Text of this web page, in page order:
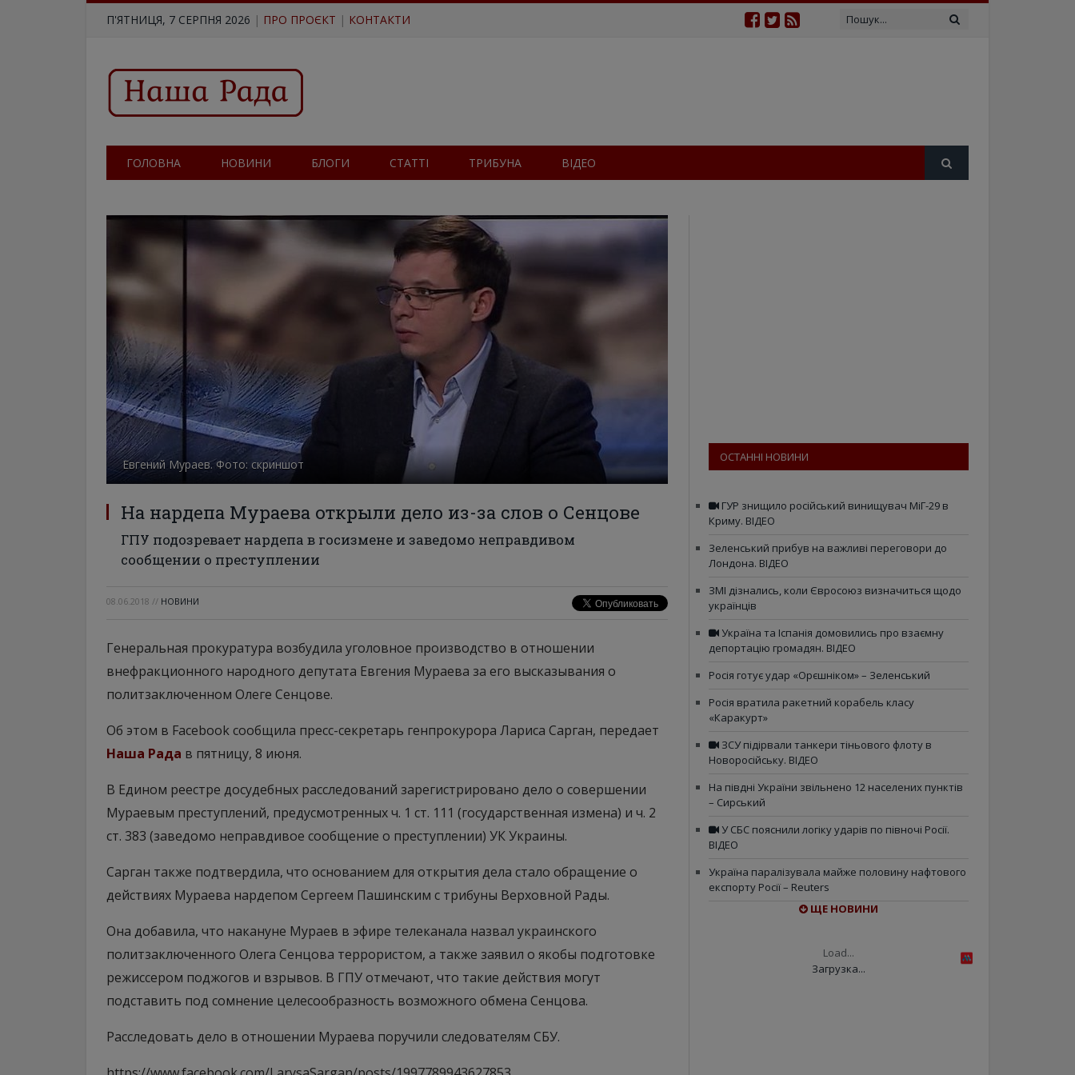
П'ЯТНИЦЯ, 7 СЕРПНЯ 2026 | ПРО ПРОЄКТ | КОНТАКТИ
ГОЛОВНА НОВИНИ БЛОГИ СТАТТІ ТРИБУНА ВІДЕО
Евгений Мураев. Фото: скриншот
На нардепа Мураева открыли дело из-за слов о Сенцове
ГПУ подозревает нардепа в госизмене и заведомо неправдивом
сообщении о преступлении
08.06.2018 // НОВИНИ
Генеральная прокуратура возбудила уголовное производство в отношении
внефракционного народного депутата Евгения Мураева за его высказывания о
политзаключенном Олеге Сенцове.
Об этом в Facebook сообщила пресс-секретарь генпрокурора Лариса Сарган, передает
Наша Рада в пятницу, 8 июня.
В Едином реестре досудебных расследований зарегистрировано дело о совершении
Мураевым преступлений, предусмотренных ч. 1 ст. 111 (государственная измена) и ч. 2
ст. 383 (заведомо неправдивое сообщение о преступлении) УК Украины.
Сарган также подтвердила, что основанием для открытия дела стало обращение о
действиях Мураева нардепом Сергеем Пашинским с трибуны Верховной Рады.
Она добавила, что накануне Мураев в эфире телеканала назвал украинского
политзаключенного Олега Сенцова террористом, а также заявил о якобы подготовке
режиссером поджогов и взрывов. В ГПУ отмечают, что такие действия могут
подставить под сомнение целесообразность возможного обмена Сенцова.
Расследовать дело в отношении Мураева поручили следователям СБУ.
ОСТАННІ НОВИНИ
ГУР знищило російський винищувач МіГ-29 в
Криму. ВІДЕО
Зеленський прибув на важливі переговори до
Лондона. ВІДЕО
ЗМІ дізнались, коли Євросоюз визначиться щодо
українців
Україна та Іспанія домовились про взаємну
депортацію громадян. ВІДЕО
Росія готує удар «Орєшніком» – Зеленський
Росія вратила ракетний корабель класу
«Каракурт»
ЗСУ підірвали танкери тіньового флоту в
Новоросійську. ВІДЕО
На півдні України звільнено 12 населених пунктів
– Сирський
У СБС пояснили логіку ударів по півночі Росії.
ВІДЕО
Україна паралізувала майже половину нафтового
експорту Росії – Reuters
ЩЕ НОВИНИ
Load...
Загрузка...